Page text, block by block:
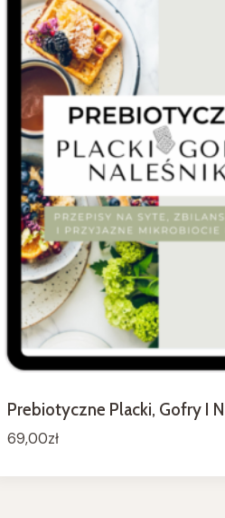
Prebiotyczne Placki, Gofry I
69,00zł